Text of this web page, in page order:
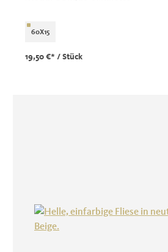
60X15
19,50 €* / Stück